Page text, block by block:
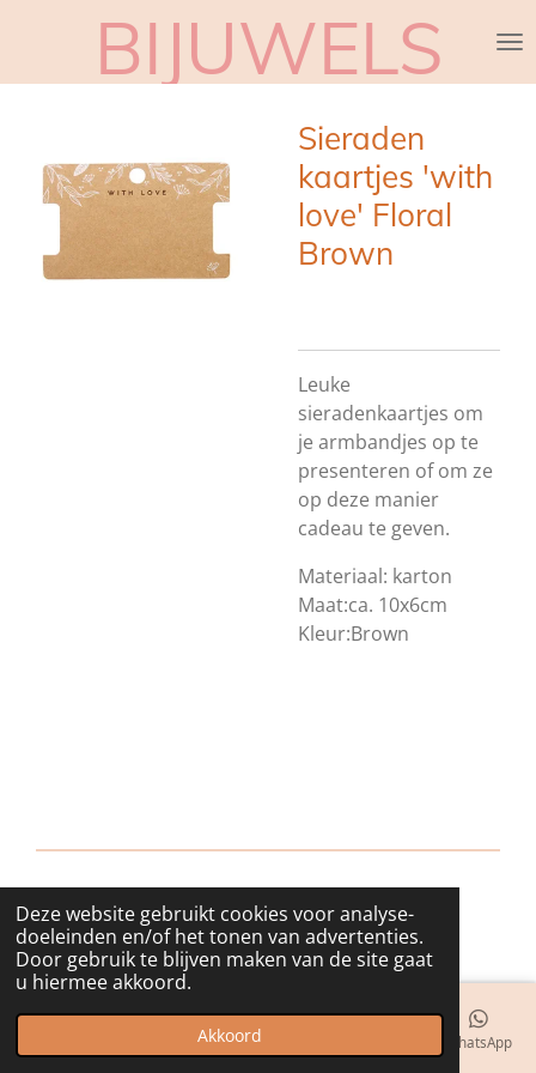
Deze website gebruikt cookies voor analyse-
doeleinden en/of het tonen van advertenties.
Door gebruik te blijven maken van de site gaat
u hiermee akkoord.
Akkoord
naar
BIJUWELS
Sieraden
kaartjes 'with
love' Floral
Brown
Leuke
sieradenkaartjes om
je armbandjes op te
presenteren of om ze
op deze manier
cadeau te geven.
Materiaal: karton
Maat:ca. 10x6cm
Kleur:Brown
© 2018 - 2026 bijuwels
Telefoonnummer WhatsApp